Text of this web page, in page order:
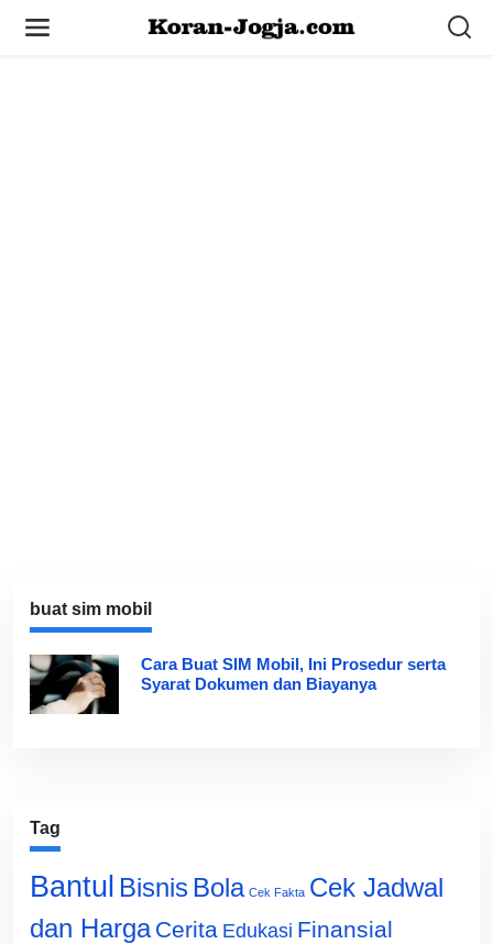
buat sim mobil
Cara Buat SIM Mobil, Ini Prosedur serta
Syarat Dokumen dan Biayanya
Tag
Bantul Bisnis Bola Cek Fakta Cek Jadwal
dan Harga Cerita Edukasi Finansial